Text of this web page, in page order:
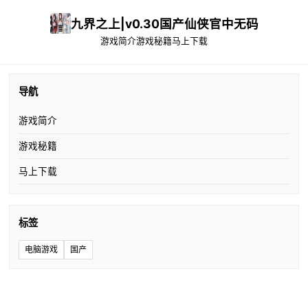
九界之上|v0.30国产仙侠官中无码
游戏简介游戏秘籍马上下载
导航
游戏简介
游戏秘籍
马上下载
标签
电脑游戏 国产